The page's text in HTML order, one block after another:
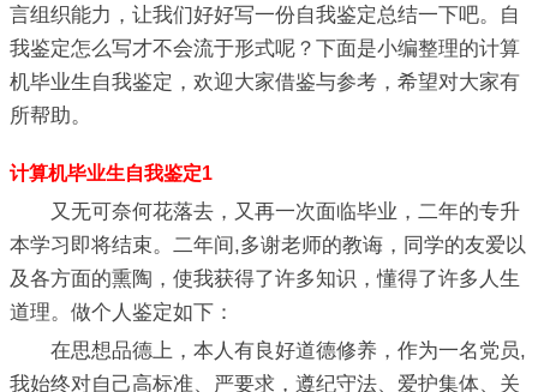
言组织能力，让我们好好写一份自我鉴定总结一下吧。自
我鉴定怎么写才不会流于形式呢？下面是小编整理的计算
机毕业生自我鉴定，欢迎大家借鉴与参考，希望对大家有
所帮助。
计算机毕业生自我鉴定1
又无可奈何花落去，又再一次面临毕业，二年的专升
本学习即将结束。二年间,多谢老师的教诲，同学的友爱以
及各方面的熏陶，使我获得了许多知识，懂得了许多人生
道理。做个人鉴定如下：
在思想品德上，本人有良好道德修养，作为一名党员,
我始终对自己高标准、严要求，遵纪守法、爱护集体、关